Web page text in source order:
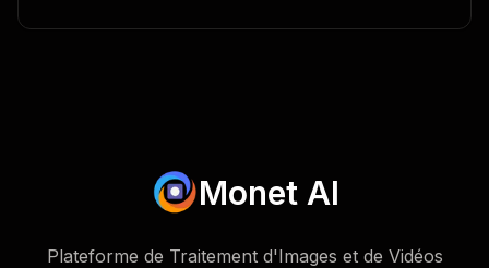
Monet AI
Plateforme de Traitement d'Images et de Vidéos